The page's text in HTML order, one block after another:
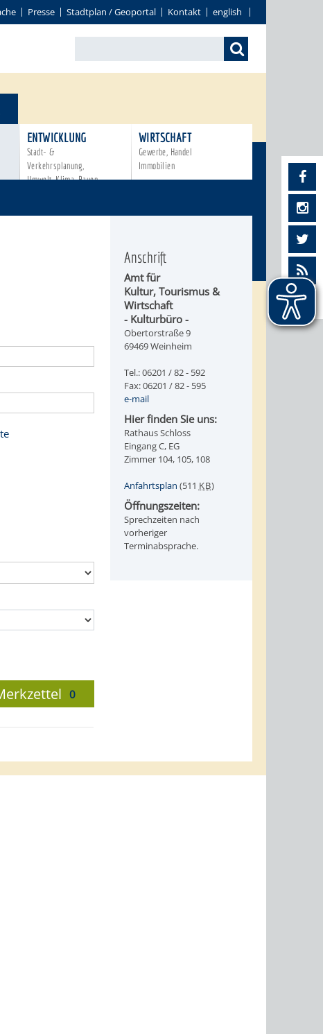
Presse Stadtplan / Geoportal Kontakt english
ENTWICKLUNG
Stadt- &
Verkehrsplanung,
Umwelt, Klima, Bauen
WIRTSCHAFT
Gewerbe, Handel
Immobilien
0
Anschrift
Amt für
Kultur, Tourismus &
Wirtschaft
- Kulturbüro -
Obertorstraße 9
69469 Weinheim
Tel.: 06201 / 82 - 592
Fax: 06201 / 82 - 595
e-mail
Hier finden Sie uns:
Rathaus Schloss
Eingang C, EG
Zimmer 104, 105, 108
Anfahrtsplan (511 KB)
Öffnungszeiten:
Sprechzeiten nach
vorheriger
Terminabsprache.